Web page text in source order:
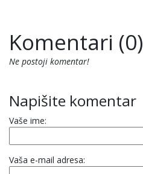
Komentari (0)
Ne postoji komentar!
Napišite komentar
Vaše ime:
Vaša e-mail adresa: